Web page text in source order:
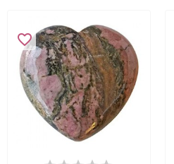
favorite_border